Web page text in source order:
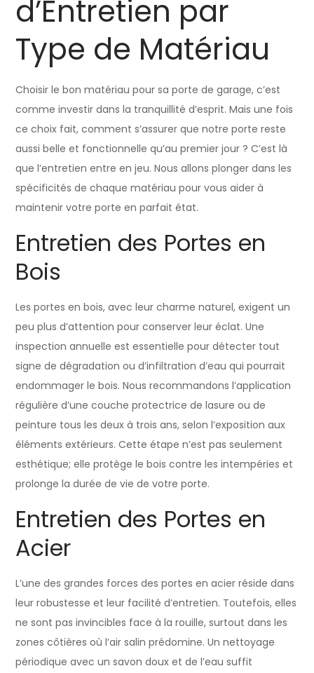
d’Entretien par
Type de Matériau
Choisir le bon matériau pour sa porte de garage, c’est
comme investir dans la tranquillité d’esprit. Mais une fois
ce choix fait, comment s’assurer que notre porte reste
aussi belle et fonctionnelle qu’au premier jour ? C’est là
que l’entretien entre en jeu. Nous allons plonger dans les
spécificités de chaque matériau pour vous aider à
maintenir votre porte en parfait état.
Entretien des Portes en
Bois
Les portes en bois, avec leur charme naturel, exigent un
peu plus d’attention pour conserver leur éclat. Une
inspection annuelle est essentielle pour détecter tout
signe de dégradation ou d’infiltration d’eau qui pourrait
endommager le bois. Nous recommandons l’application
régulière d’une couche protectrice de lasure ou de
peinture tous les deux à trois ans, selon l’exposition aux
éléments extérieurs. Cette étape n’est pas seulement
esthétique; elle protège le bois contre les intempéries et
prolonge la durée de vie de votre porte.
Entretien des Portes en
Acier
L’une des grandes forces des portes en acier réside dans
leur robustesse et leur facilité d’entretien. Toutefois, elles
ne sont pas invincibles face à la rouille, surtout dans les
zones côtières où l’air salin prédomine. Un nettoyage
périodique avec un savon doux et de l’eau suffit